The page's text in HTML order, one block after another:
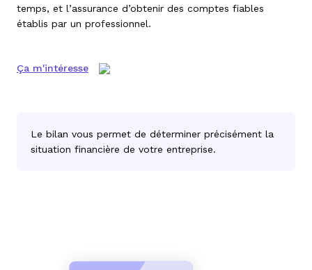
temps, et l’assurance d’obtenir des comptes fiables
établis par un professionnel.
Ça m'intéresse
Le bilan vous permet de déterminer précisément la
situation financière de votre entreprise.